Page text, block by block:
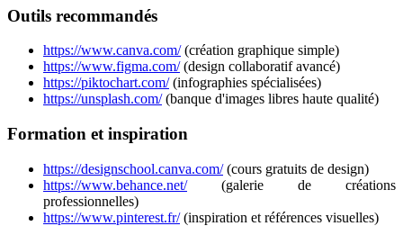
Outils recommandés
https://www.canva.com/(création graphique simple)
https://www.figma.com/(design collaboratif avancé)
https://piktochart.com/(infographies spécialisées)
https://unsplash.com/(banque d'images libres haute qualité)
Formation et inspiration
https://designschool.canva.com/(cours gratuits de design)
https://www.behance.net/(galerie de créations
professionnelles)
https://www.pinterest.fr/(inspiration et références visuelles)